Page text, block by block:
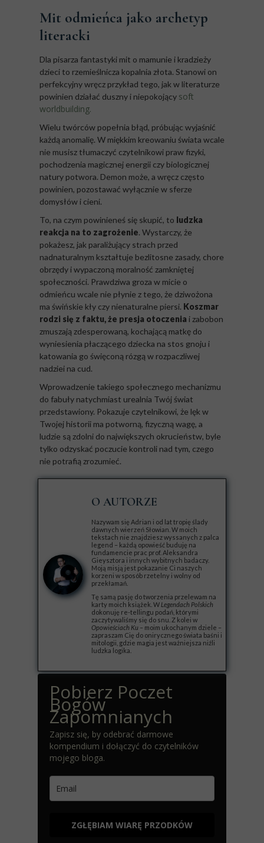
O AUTORZE
Nazywam się Adrian i od lat tropię ślady
dawnych wierzeń Słowian. W moich
tekstach nie znajdziesz wyssanych z palca
legend – każdą opowieść buduję na
fundamencie prac prof. Aleksandra
Gieysztora i innych wybitnych badaczy.
Moją misją jest pokazanie Ci naszych
korzeni w sposób rzetelny i wolny od
przekłamań.
Tę samą pasję do tworzenia przelewam na
karty moich książek. W Legendach Polskich
dokonuję re-tellingu podań, którymi
zaczytywaliśmy się do snu. Z kolei w
Opowieściach Ku – moim ukochanym dziele –
zapraszam Cię do onirycznego świata baśni i
mitologii, gdzie magia jest ważniejsza niźli
ludzka logika.
Pobierz Poczet
Bogów
Zapomnianych
Zapisz się, by odebrać darmowe
kompendium i dołączyć do czytelników
mojego bloga.
ZGŁĘBIAM WIARĘ PRZODKÓW
Mit odmieńca jako archetyp
literacki
Dla pisarza fantastyki mit o mamunie i kradzieży
dzieci to rzemieślnicza kopalnia złota. Stanowi on
perfekcyjny wręcz przykład tego, jak w literaturze
powinien działać duszny i niepokojący soft
worldbuilding.
Wielu twórców popełnia błąd, próbując wyjaśnić
każdą anomalię. W miękkim kreowaniu świata wcale
nie musisz tłumaczyć czytelnikowi praw fizyki,
pochodzenia magicznej energii czy biologicznej
natury potwora. Demon może, a wręcz często
powinien, pozostawać wyłącznie w sferze
domysłów i cieni.
To, na czym powinieneś się skupić, to ludzka
reakcja na to zagrożenie. Wystarczy, że
pokażesz, jak paraliżujący strach przed
nadnaturalnym kształtuje bezlitosne zasady, chore
obrzędy i wypaczoną moralność zamkniętej
społeczności. Prawdziwa groza w micie o
odmieńcu wcale nie płynie z tego, że dziwożona
ma świńskie kły czy nienaturalne piersi. Koszmar
rodzi się z faktu, że presja otoczenia i zabobon
zmuszają zdesperowaną, kochającą matkę do
wyniesienia płaczącego dziecka na stos gnoju i
katowania go święconą rózgą w rozpaczliwej
nadziei na cud.
Wprowadzenie takiego społecznego mechanizmu
do fabuły natychmiast urealnia Twój świat
przedstawiony. Pokazuje czytelnikowi, że lęk w
Twojej historii ma potworną, fizyczną wagę, a
ludzie są zdolni do największych okrucieństw, byle
tylko odzyskać poczucie kontroli nad tym, czego
nie potrafią zrozumieć.